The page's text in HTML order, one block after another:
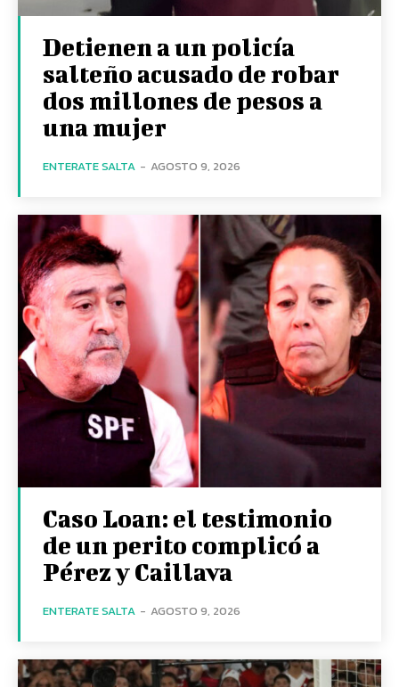
Detienen a un policía
salteño acusado de robar
dos millones de pesos a
una mujer
ENTERATE SALTA - AGOSTO 9, 2026
Caso Loan: el testimonio
de un perito complicó a
Pérez y Caillava
ENTERATE SALTA - AGOSTO 9, 2026